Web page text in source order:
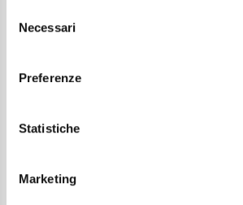
delNecessari
Preferenze
Statistiche
Marketing